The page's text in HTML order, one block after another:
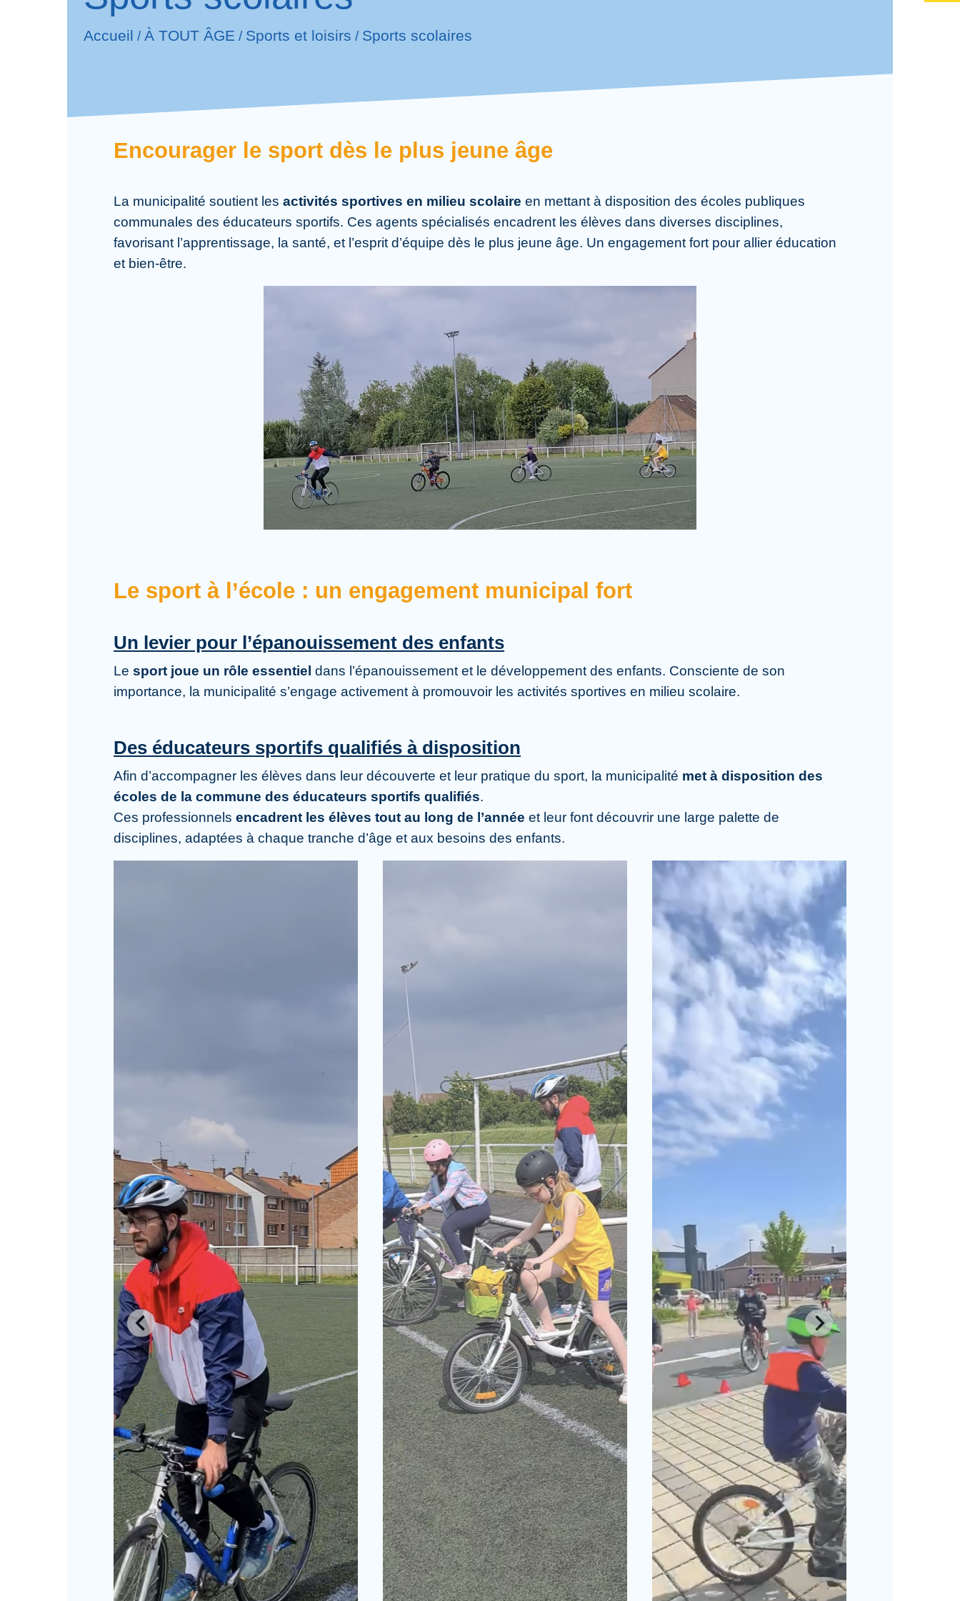
Accueil / À TOUT ÂGE / Sports et loisirs / Sports scolaires
Encourager le sport dès le plus jeune âge
La municipalité soutient lesactivités sportives en milieu scolaire en mettant à disposition des écoles publiques
communales des éducateurs sportifs. Ces agents spécialisés encadrent les élèves dans diverses disciplines,
favorisant l’apprentissage, la santé, et l’esprit d’équipe dès le plus jeune âge. Un engagement fort pour allier éducation
et bien-être.
Le sport à l’école : un engagement municipal fort
Un levier pour l’épanouissement des enfants
Lesport joue un rôle essentieldans l’épanouissement et le développement des enfants. Consciente de son
importance, la municipalité s’engage activement à promouvoir les activités sportives en milieu scolaire.
Des éducateurs sportifs qualifiés à disposition
Afin d’accompagner les élèves dans leur découverte et leur pratique du sport, la municipalité met à disposition des
écoles de la commune des éducateurs sportifs qualifiés.
Ces professionnelsencadrent les élèves tout au long de l’année et leur font découvrir une large palette de
disciplines, adaptées à chaque tranche d’âge et aux besoins des enfants.